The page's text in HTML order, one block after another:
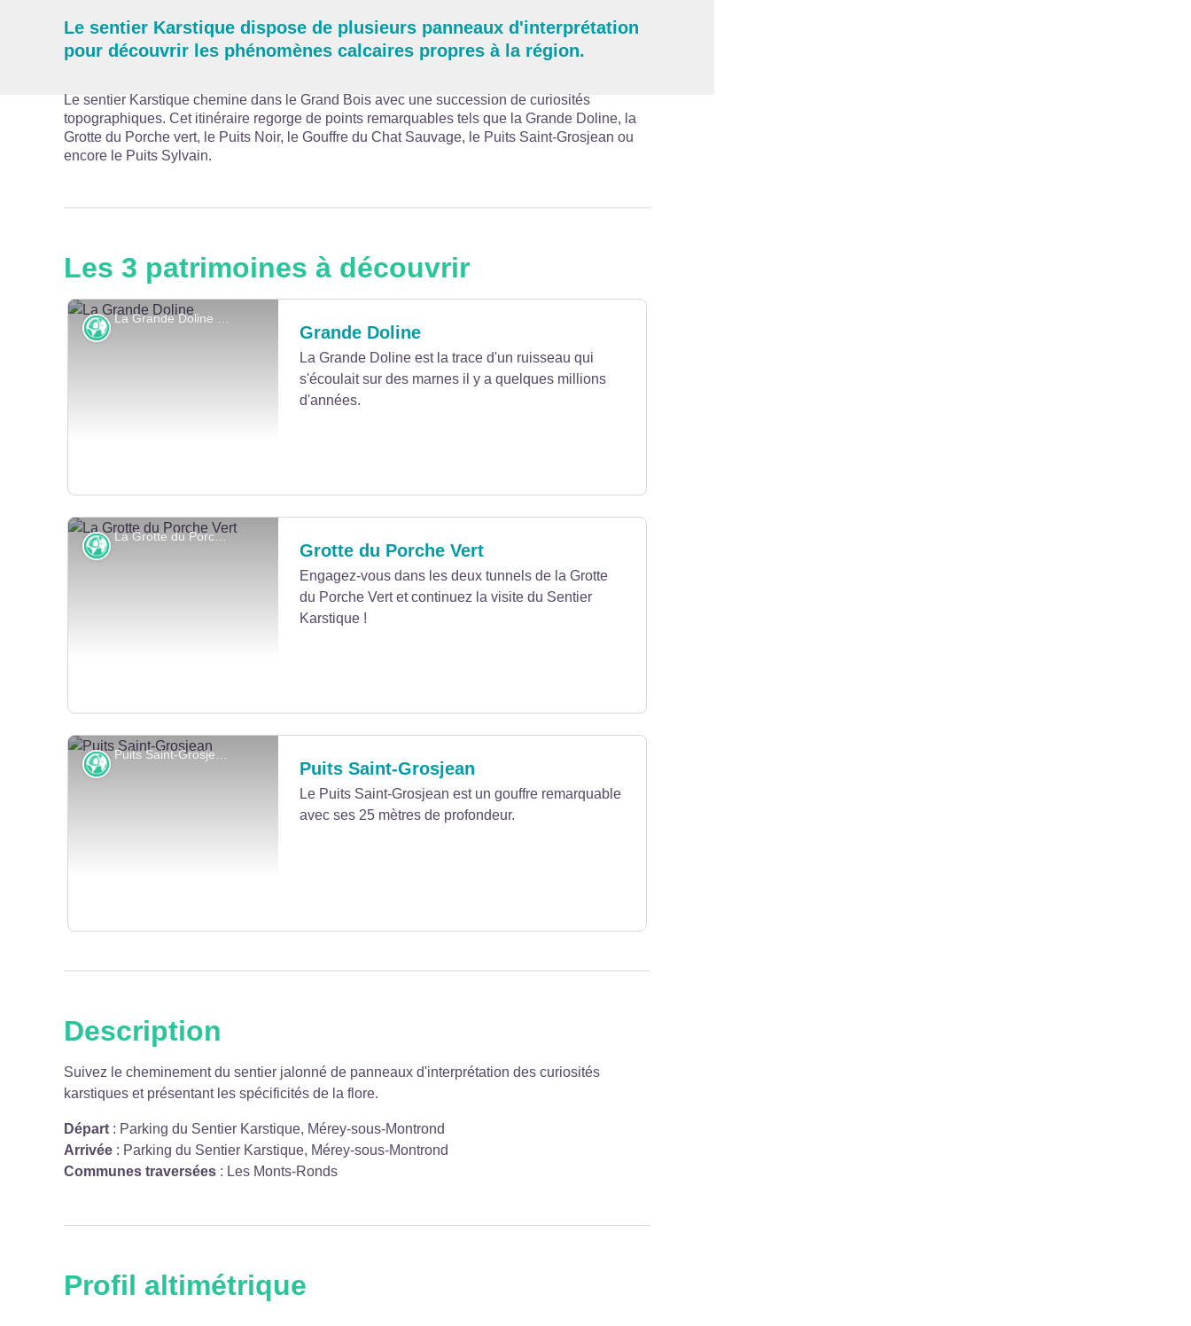
Le sentier Karstique dispose de plusieurs panneaux d'interprétation
pour découvrir les phénomènes calcaires propres à la région.
Le sentier Karstique chemine dans le Grand Bois avec une succession de curiosités
topographiques. Cet itinéraire regorge de points remarquables tels que la Grande Doline, la
Grotte du Porche vert, le Puits Noir, le Gouffre du Chat Sauvage, le Puits Saint-Grosjean ou
encore le Puits Sylvain.
Les 3 patrimoines à découvrir
Voir l'image en plein écran
Karst Grande Doline
La Grande Doline est la trace d'un ruisseau qui
s'écoulait sur des marnes il y a quelques millions
d'années.
La Grotte du Porche Vert - © Albain CCLL
Voir l'image en plein écran
Karst Grotte du Porche Vert
Engagez-vous dans les deux tunnels de la Grotte
du Porche Vert et continuez la visite du Sentier
Karstique !
Voir l'image en plein écran
Karst Puits Saint-Grosjean
Le Puits Saint-Grosjean est un gouffre remarquable
avec ses 25 mètres de profondeur.
Description
Suivez le cheminement du sentier jalonné de panneaux d'interprétation des curiosités
karstiques et présentant les spécificités de la flore.
Départ : Parking du Sentier Karstique, Mérey-sous-Montrond
Arrivée : Parking du Sentier Karstique, Mérey-sous-Montrond
Communes traversées : Les Monts-Ronds
Profil altimétrique